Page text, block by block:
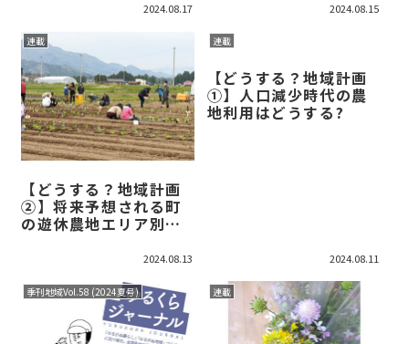
2024.08.17 2024.08.15
連載
【どうする？地域計画
②】将来予想される町
の遊休農地エリア別に
リーディングプロジェ
2024.08.13
連載
【どうする？地域計画
①】人口減少時代の農
地利用はどうする?
2024.08.11
季刊地域Vol.58 (2024夏号) 連載